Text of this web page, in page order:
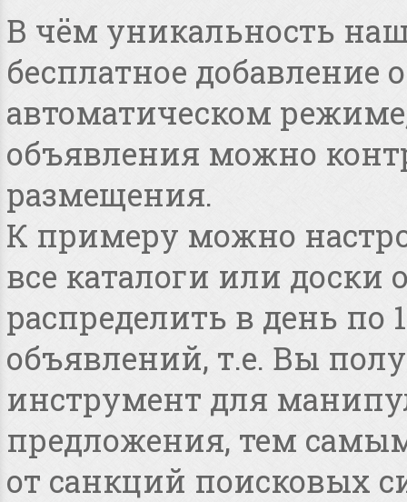
В чём уникальность
бесплатное добавление
автоматическом
объявления можно
размещения.
К примеру можно
все каталоги или
распределить в день по
объявлений, т.е. Вы
инструмент для
предложения, тем
от санкций поисковых